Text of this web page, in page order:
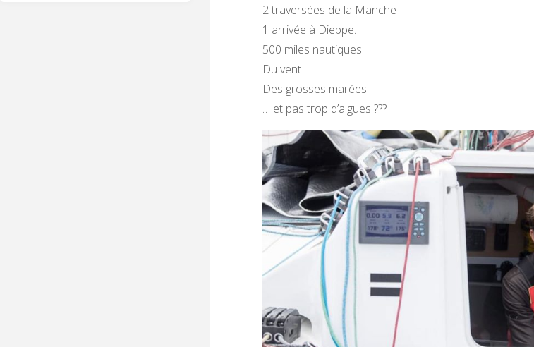
2 traversées de la Manche
1 arrivée à Dieppe.
500 miles nautiques
Du vent
Des grosses marées
… et pas trop d’algues ???